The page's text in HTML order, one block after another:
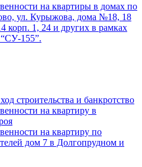
на квартиры в домах по
ул. Курыжова, дома №18, 18
корп. 1, 24 и других в рамках
155”.
строительства и банкротство
на квартиру в
на квартиру по
дом 7 в Долгопрудном и